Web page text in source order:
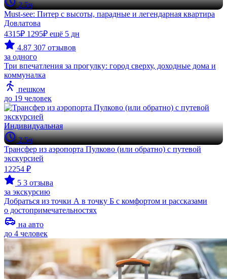
2.5ч
Must-see: Питер с высоты, парадные и легендарная квартира
Довлатова
4315₽ 1295₽ ещё 5 дн
4.87 307 отзывов
за одного
Три впечатления за прогулку: город сверху, доходные дома и
коммуналка
пешком
до 19 человек
Индивидуальная
2.5ч
Трансфер из аэропорта Пулково (или обратно) с путевой
экскурсией
12254 ₽
5 3 отзыва
за экскурсию
Добраться из точки А в точку Б с комфортом и рассказами
о достопримечательностях
на авто
до 4 человек